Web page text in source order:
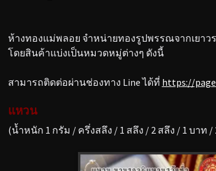
ห้างทองแม่พลอย จำหน่ายทองรูปพรรณจากเยาว
โดยสินค้าแบ่งเป็นหมวดหมู่ต่างๆ ดังนี้
สามารถติดต่อผ่านช่องทาง Line ได้ที่ https://
แหวน
(น้ำหนัก 1 กรัม / ครึ่งสลึง / 1 สลึง / 2 สลึง / 1 บาท /